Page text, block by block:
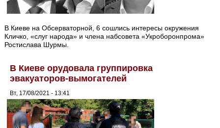
В Киеве на Обсерваторной, 6 сошлись интересы окружения
Кличко, «слуг народа» и члена набсовета «Укроборонпрома»
Ростислава Шурмы.
В Киеве орудовала группировка
эвакуаторов-вымогателей
Вт, 17/08/2021 - 13:41